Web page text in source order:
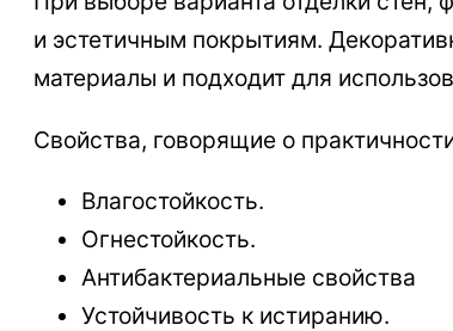
и эстетичным покрытиям.
материалы и подходит для
Свойства, говорящие о
Влагостойкость.
Огнестойкость.
Антибактериальные свойства
Устойчивость к истиранию.